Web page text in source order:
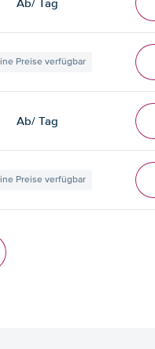
Ab/ Tag
Preise verfügbar
Ab/ Tag
Preise verfügbar